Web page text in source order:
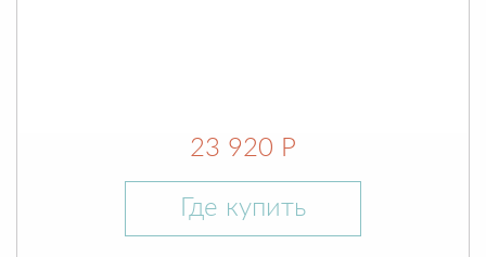
23 920 Р
Где купить